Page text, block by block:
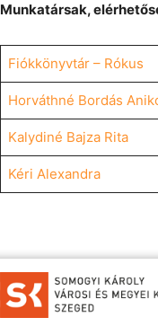
Munkatársak,
Fiókkönyvtár – Rókus
Horváthné Bordás
Kalydiné Bajza Rita
Kéri Alexandra